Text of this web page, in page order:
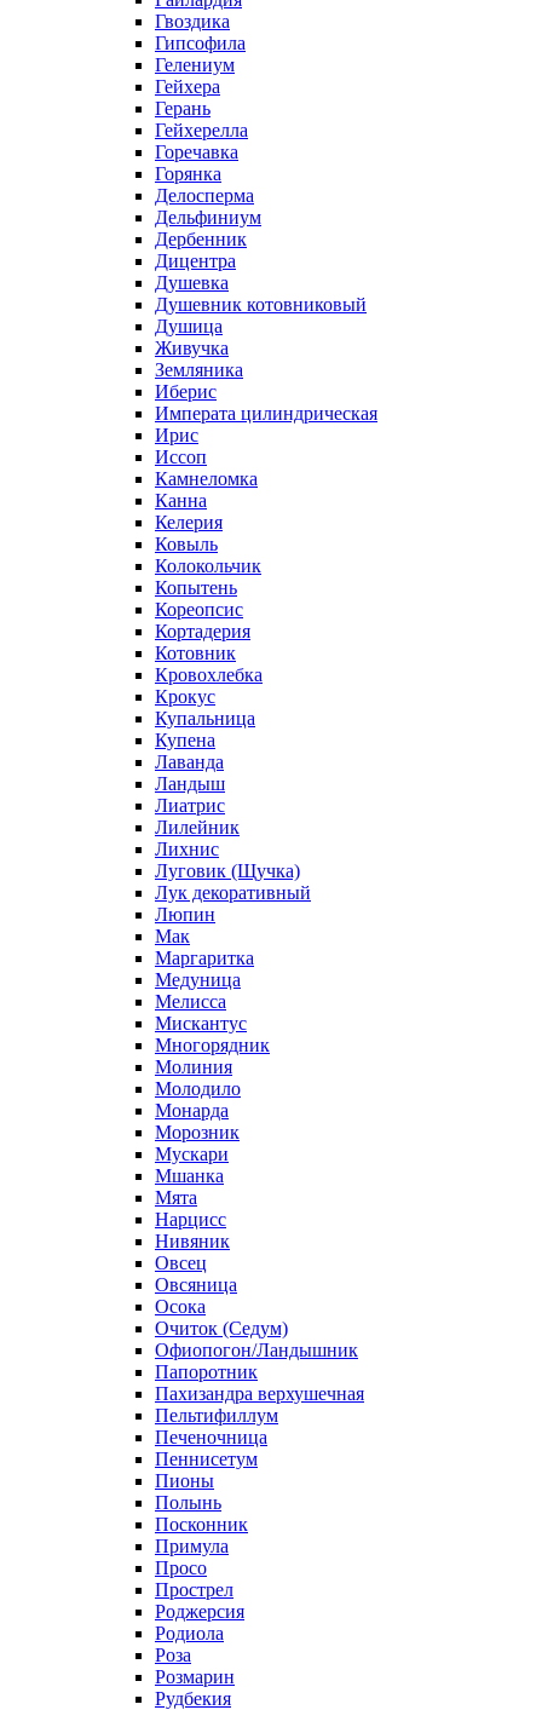
Гвоздика
Гипсофила
Гелениум
Гейхера
Герань
Гейхерелла
Горечавка
Горянка
Делосперма
Дельфиниум
Дербенник
Дицентра
Душевка
Душевник котовниковый
Душица
Живучка
Земляника
Иберис
Императа цилиндрическая
Ирис
Иссоп
Камнеломка
Канна
Келерия
Ковыль
Колокольчик
Копытень
Кореопсис
Кортадерия
Котовник
Кровохлебка
Крокус
Купальница
Купена
Лаванда
Ландыш
Лиатрис
Лилейник
Лихнис
Луговик (Щучка)
Лук декоративный
Люпин
Мак
Маргаритка
Медуница
Мелисса
Мискантус
Многорядник
Молиния
Молодило
Монарда
Морозник
Мускари
Мшанка
Мята
Нарцисс
Нивяник
Овсец
Овсяница
Осока
Очиток (Седум)
Офиопогон/Ландышник
Папоротник
Пахизандра верхушечная
Пельтифиллум
Печеночница
Пеннисетум
Пионы
Полынь
Посконник
Примула
Просо
Прострел
Роджерсия
Родиола
Роза
Розмарин
Рудбекия